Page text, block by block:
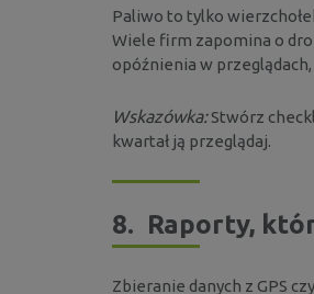
Paliwo to tylko
Wiele firm zapomina o
opóźnienia w
Wskazówka:Stwórz
kwartał ją przeglądaj.
8. Raporty,
Zbieranie danych z GPS